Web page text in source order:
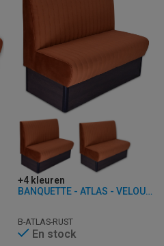
+4 kleuren
BANQUETTE - ATLAS - VELOURS
B-ATLAS-RUST
En stock